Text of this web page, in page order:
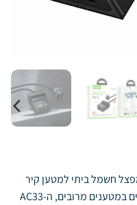
חשמל ביתי למטען קיר
מהיר ומתקדם. במקום למלא את השקעים במטענים מרובים, ה-AC33